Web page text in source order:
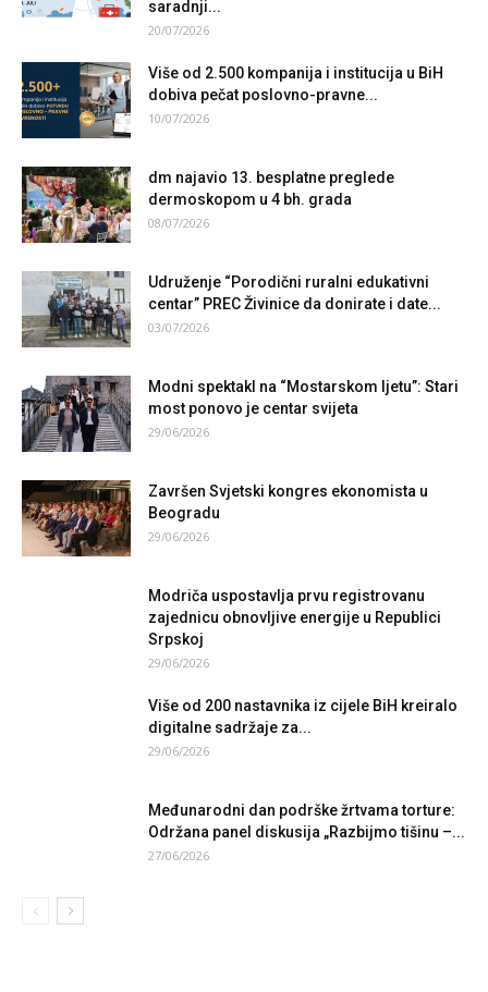
saradnji...
20/07/2026
Više od 2.500 kompanija i institucija u BiH
dobiva pečat poslovno-pravne...
10/07/2026
dm najavio 13. besplatne preglede
dermoskopom u 4 bh. grada
08/07/2026
Udruženje “Porodični ruralni edukativni
centar” PREC Živinice da donirate i date...
03/07/2026
Modni spektakl na “Mostarskom ljetu”: Stari
most ponovo je centar svijeta
29/06/2026
Završen Svjetski kongres ekonomista u
Beogradu
29/06/2026
Modriča uspostavlja prvu registrovanu
zajednicu obnovljive energije u Republici
Srpskoj
29/06/2026
Više od 200 nastavnika iz cijele BiH kreiralo
digitalne sadržaje za...
29/06/2026
Međunarodni dan podrške žrtvama torture:
Održana panel diskusija „Razbijmo tišinu –...
27/06/2026